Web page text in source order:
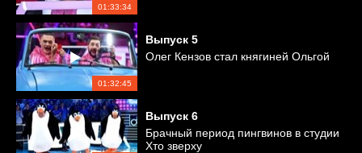
01:33:34
01:32:45
Выпуск 5
Олег Кензов стал княгиней Ольгой
Выпуск 6
Брачный период пингвинов в студии
Хто зверху